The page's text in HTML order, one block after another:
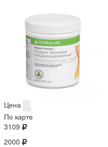
Цена
По карте
3109
2000